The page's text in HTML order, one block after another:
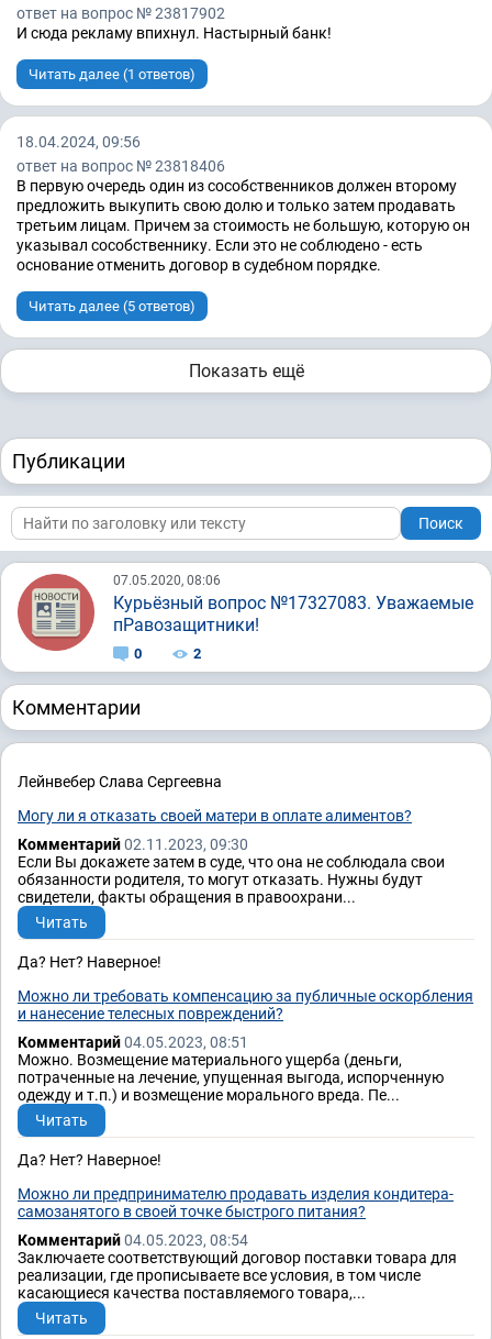
ответ на вопрос № 23817902
И сюда рекламу впихнул. Настырный банк!
Читать далее (1 ответов)
18.04.2024, 09:56
ответ на вопрос № 23818406
В первую очередь один из сособственников должен второму
предложить выкупить свою долю и только затем продавать
третьим лицам. Причем за стоимость не большую, которую он
указывал сособственнику. Если это не соблюдено - есть
основание отменить договор в судебном порядке.
Читать далее (5 ответов)
Показать ещё
Публикации
Поиск
07.05.2020, 08:06
Курьёзный вопрос №17327083. Уважаемые
пРавозащитники!
0 2
Комментарии
Лейнвебер Слава Сергеевна
Могу ли я отказать своей матери в оплате алиментов?
Комментарий02.11.2023, 09:30
Если Вы докажете затем в суде, что она не соблюдала свои
обязанности родителя, то могут отказать. Нужны будут
свидетели, факты обращения в правоохрани...
Читать
Да? Нет? Наверное!
Можно ли требовать компенсацию за публичные оскорбления
и нанесение телесных повреждений?
Комментарий04.05.2023, 08:51
Можно. Возмещение материального ущерба (деньги,
потраченные на лечение, упущенная выгода, испорченную
одежду и т.п.) и возмещение морального вреда. Пе...
Читать
Да? Нет? Наверное!
Можно ли предпринимателю продавать изделия кондитера-
самозанятого в своей точке быстрого питания?
Комментарий04.05.2023, 08:54
Заключаете соответствующий договор поставки товара для
реализации, где прописываете все условия, в том числе
касающиеся качества поставляемого товара,...
Читать